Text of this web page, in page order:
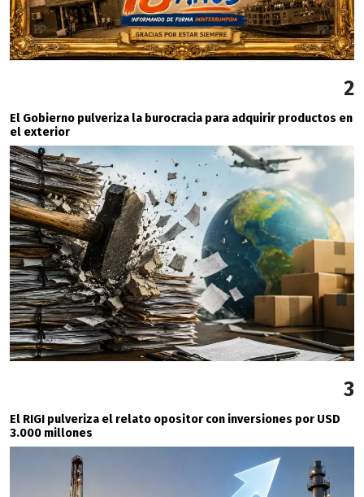
2
El Gobierno pulveriza la burocracia para adquirir productos en
el exterior
3
El RIGI pulveriza el relato opositor con inversiones por USD
3.000 millones